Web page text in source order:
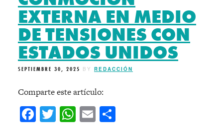
EXTERNA EN MEDIO
DE TENSIONES CON
ESTADOS UNIDOS
SEPTIEMBRE 30, 2025 BY REDACCIÓN
Comparte este artículo:
Facebook
Twitter
WhatsApp
Email